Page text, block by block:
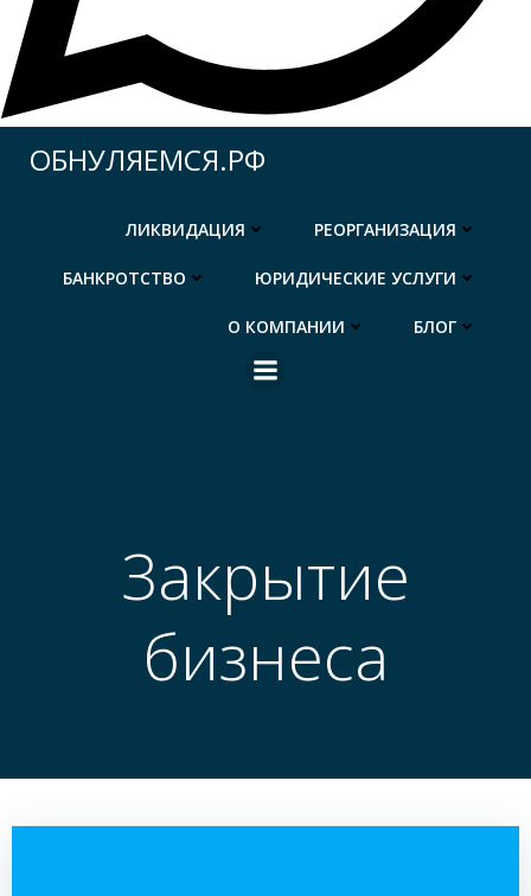
ОБНУЛЯЕМСЯ.РФ
ЛИКВИДАЦИЯ РЕОРГАНИЗАЦИЯ
БАНКРОТСТВО ЮРИДИЧЕСКИЕ УСЛУГИ
О КОМПАНИИ БЛОГ
Закрытие
бизнеса